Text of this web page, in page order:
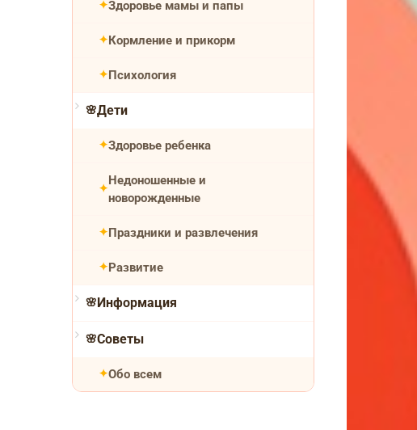
Здоровье мамы и папы
Кормление и прикорм
Психология
Дети
Здоровье ребенка
Недоношенные и
новорожденные
Праздники и развлечения
Развитие
Информация
Советы
Обо всем